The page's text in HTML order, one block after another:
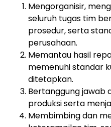
Mengorganisir,
seluruh tugas tim
prosedur, serta
perusahaan.
Memantau hasil
memenuhi standar
ditetapkan.
Bertanggung jawab
produksi serta
Membimbing dan